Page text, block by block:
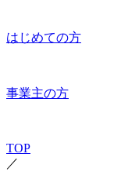
はじめての方
事業主の方
TOP
／